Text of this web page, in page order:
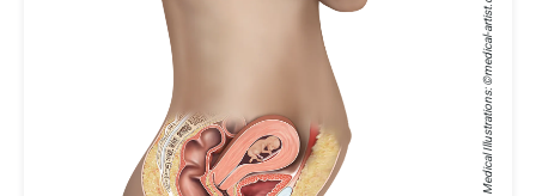
Medical Illustrations: ©
medical-artist.com